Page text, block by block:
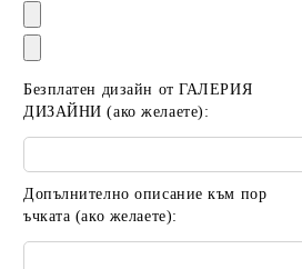
Безплатен дизайн от ГАЛЕРИЯ
ДИЗАЙНИ (ако желаете):
Допълнително описание към пор
ъчката (ако желаете):